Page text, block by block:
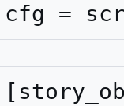
cfg =